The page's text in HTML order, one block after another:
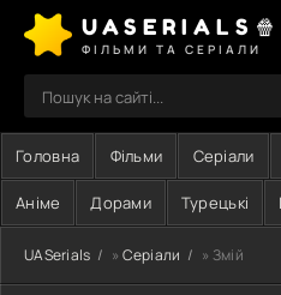
UASERIALS🍿
ФІЛЬМИ ТА СЕРІАЛИ
Головна Фільми Серіали
Аніме Дорами Турецькі
UASerials » Серіали » Змій